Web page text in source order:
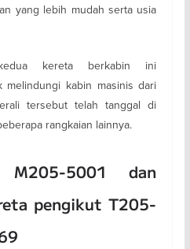
yang lebih mudah serta usia
kereta berkabin ini
melindungi kabin masinis dari
tersebut telah tanggal di
rangkaian lainnya.
5001 dan
pengikut T205-